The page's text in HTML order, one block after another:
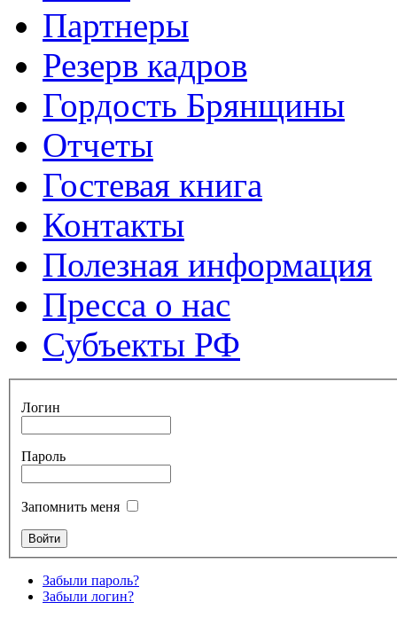
Партнеры
Резерв кадров
Гордость Брянщины
Отчеты
Гостевая книга
Контакты
Полезная информация
Пресса о нас
Субъекты РФ
Логин
Пароль
Запомнить меня
Забыли пароль?
Забыли логин?